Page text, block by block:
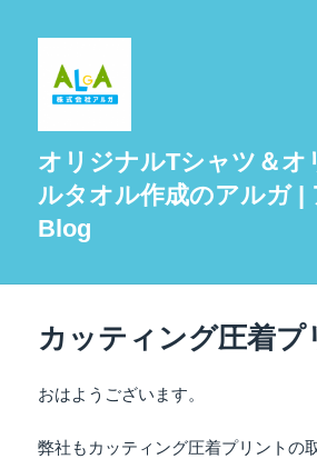
オリジナルTシャツ＆オ
ルタオル作成のアルガ |
Blog
カッティング圧着プ
おはようございます。
弊社もカッティング圧着プリントの